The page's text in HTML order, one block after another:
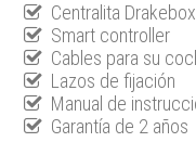
Centralita
Smart controller
Cables para su
Lazos de fijación
Manual de
Garantía de 2 años